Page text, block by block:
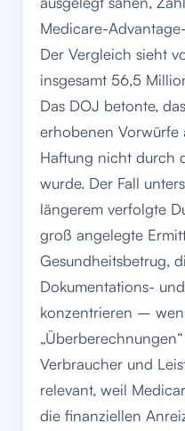
Medicare-
Der Vergleich sieht
insgesamt 56,5
Das DOJ betonte,
erhobenen Vorwürfe
Haftung nicht durch
wurde. Der Fall
längerem verfolgte
groß angelegte
Gesundheitsbetrug,
Dokumentations-
konzentrieren –
Verbraucher und
relevant, weil
die finanziellen